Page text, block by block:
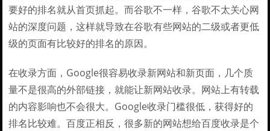
要好的排名就从首页抓起。而谷歌不一样，谷歌不太关心网
站的深度问题，这样就导致在谷歌有些网站的二级或者更低
级的页面有比较好的排名的原因。
在收录方面，Google很容易收录新网站和新页面，几个质
量不是很高的外部链接，就能让新网站收录。网站上有转载
的内容影响也不会很大。Google收录门槛很低，获得好的
排名比较难。百度正相反，很多新的网站想给百度收录是个